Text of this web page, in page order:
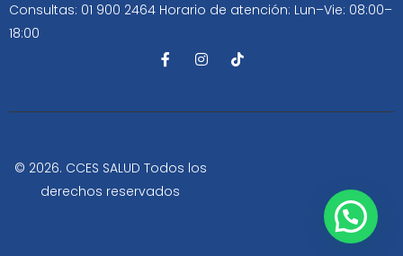
Consultas: 01 900 2464 Horario de atención: Lun–Vie: 08:00–
18:00
F
a
b
-
I
n
a
m
T
i
o
© 2026. CCES SALUD Todos los
derechos reservados